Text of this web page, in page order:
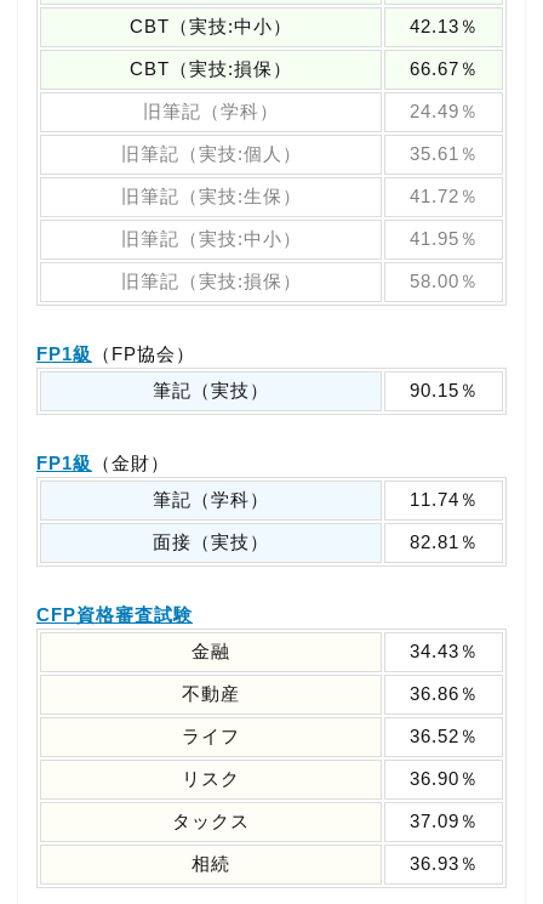
CBT（実技:中小） 42.13％
CBT（実技:損保） 66.67％
旧筆記（学科） 24.49％
旧筆記（実技:個人） 35.61％
旧筆記（実技:生保） 41.72％
旧筆記（実技:中小） 41.95％
旧筆記（実技:損保） 58.00％
FP1級
（FP協会）
筆記（実技）
90.15％
FP1級
（金財）
筆記（学科）
11.74％
面接（実技） 82.81％
CFP資格審査試験
金融
34.43％
不動産 36.86％
ライフ 36.52％
リスク 36.90％
タックス 37.09％
相続 36.93％